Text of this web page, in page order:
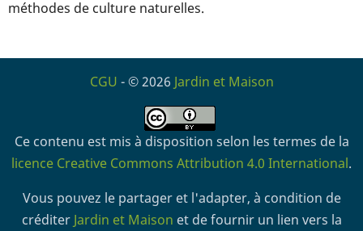
méthodes de culture naturelles.
CGU - © 2026 Jardin et Maison
Ce contenu est mis à disposition selon les termes de la
licence Creative Commons Attribution 4.0 International.
Vous pouvez le partager et l'adapter, à condition de
créditer Jardin et Maison et de fournir un lien vers la